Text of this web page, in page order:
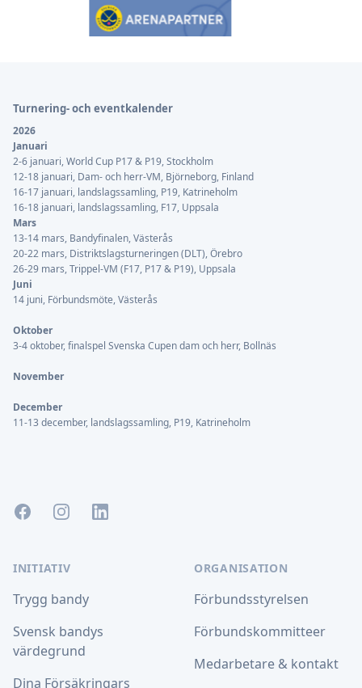
Turnering- och eventkalender
2026
Januari
2-6 januari, World Cup P17 & P19, Stockholm
12-18 januari, Dam- och herr-VM, Björneborg, Finland
16-17 januari, landslagssamling, P19, Katrineholm
16-18 januari, landslagssamling, F17, Uppsala
Mars
13-14 mars, Bandyfinalen, Västerås
20-22 mars, Distriktslagsturneringen (DLT), Örebro
26-29 mars, Trippel-VM (F17, P17 & P19), Uppsala
Juni
14 juni, Förbundsmöte, Västerås
Oktober
3-4 oktober, finalspel Svenska Cupen dam och herr, Bollnäs
November
December
11-13 december, landslagssamling, P19, Katrineholm
FacebookInstagramLinkedIn
INITIATIV
Trygg bandy
Svensk bandys
värdegrund
Dina Försäkringars
ORGANISATION
Förbundsstyrelsen
Förbundskommitteer
Medarbetare & kontakt